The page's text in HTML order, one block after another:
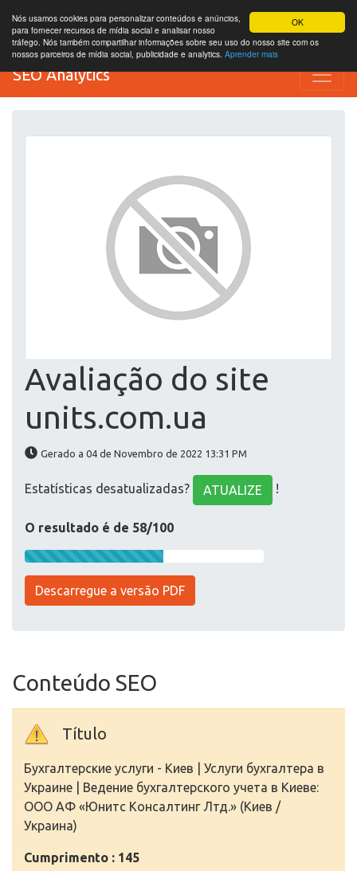
OK
Nós usamos cookies para personalizar conteúdos e anúncios,
para fornecer recursos de mídia social e analisar nosso
tráfego. Nós também compartilhar informações sobre seu uso do nosso site com os
nossos parceiros de mídia social, publicidade e analytics. Aprender mais
SEO Analytics
Avaliação do site
units.com.ua
Gerado a 04 de Novembro de 2022 13:31 PM
Estatísticas desatualizadas? ATUALIZE !
O resultado é de 58/100
Descarregue a versão PDF
Conteúdo SEO
Título
Бухгалтерские услуги - Киев | Услуги бухгалтера в
Украине | Ведение бухгалтерского учета в Киеве:
ООО АФ «Юнитс Консалтинг Лтд.» (Киев /
Украина)
Cumprimento : 145